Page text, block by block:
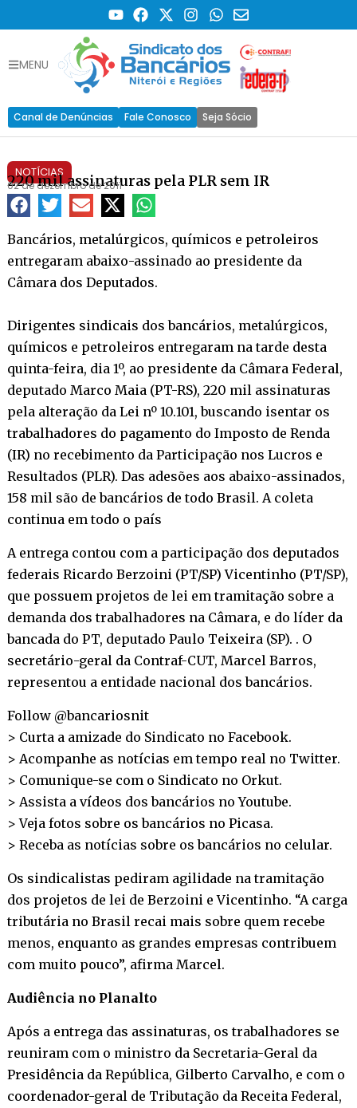
MENU
Canal de Denúncias Fale Conosco Seja Sócio
NOTÍCIAS
220 mil assinaturas pela PLR sem IR
02 de dezembro de 2011
Bancários, metalúrgicos, químicos e petroleiros
entregaram abaixo-assinado ao presidente da
Câmara dos Deputados.
Dirigentes sindicais dos bancários, metalúrgicos,
químicos e petroleiros entregaram na tarde desta
quinta-feira, dia 1º, ao presidente da Câmara Federal,
deputado Marco Maia (PT-RS), 220 mil assinaturas
pela alteração da Lei nº 10.101, buscando isentar os
trabalhadores do pagamento do Imposto de Renda
(IR) no recebimento da Participação nos Lucros e
Resultados (PLR). Das adesões aos abaixo-assinados,
158 mil são de bancários de todo Brasil. A coleta
continua em todo o país
A entrega contou com a participação dos deputados
federais Ricardo Berzoini (PT/SP) Vicentinho (PT/SP),
que possuem projetos de lei em tramitação sobre a
demanda dos trabalhadores na Câmara, e do líder da
bancada do PT, deputado Paulo Teixeira (SP). . O
secretário-geral da Contraf-CUT, Marcel Barros,
representou a entidade nacional dos bancários.
Follow @bancariosnit
> Curta a amizade do Sindicato no Facebook.
> Acompanhe as notícias em tempo real no Twitter.
> Comunique-se com o Sindicato no Orkut.
> Assista a vídeos dos bancários noYoutube.
> Veja fotos sobre os bancários no Picasa.
> Receba as notícias sobre os bancários no celular.
Os sindicalistas pediram agilidade na tramitação
dos projetos de lei de Berzoini e Vicentinho. “A carga
tributária no Brasil recai mais sobre quem recebe
menos, enquanto as grandes empresas contribuem
com muito pouco”, afirma Marcel.
Audiência no Planalto
Após a entrega das assinaturas, os trabalhadores se
reuniram com o ministro da Secretaria-Geral da
Presidência da República, Gilberto Carvalho, e com o
coordenador-geral de Tributação da Receita Federal,